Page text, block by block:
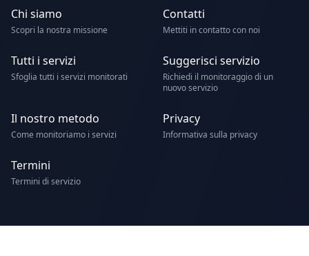
Chi siamo
Scopri la nostra missione
Contatti
Mettiti in contatto con noi
Tutti i servizi
Sfoglia tutti i servizi monitorati
Suggerisci servizio
Richiedi il monitoraggio di un
nuovo servizio
Il nostro metodo
Come monitoriamo i servizi
Privacy
Informativa sulla privacy
Termini
Termini di servizio